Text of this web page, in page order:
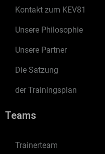
Kontakt zum KEV81
Unsere Philosophie
Unsere Partner
Die Satzung
der Trainingsplan
Teams
Trainerteam